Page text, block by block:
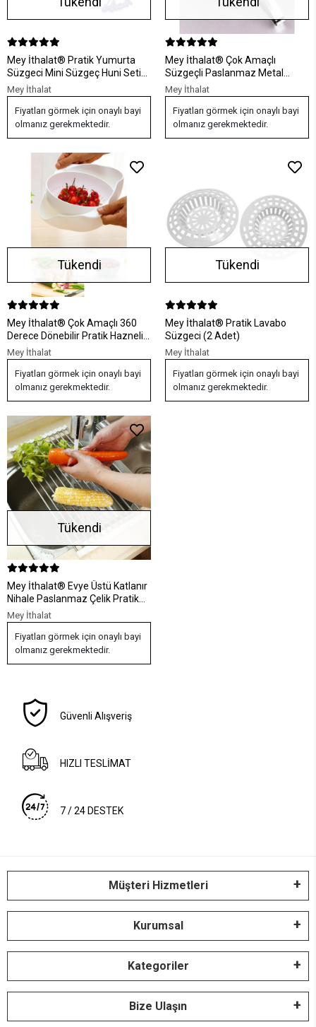
Mey İthalat® Pratik Yumurta
Süzgeci Mini Süzgeç Huni Seti
Hepsi Bir Arada
Mey İthalat
Fiyatları görmek için onaylı bayi
olmanız gerekmektedir.
Mey İthalat® Çok Amaçlı
Süzgeçli Paslanmaz Metal
Haşlama Ve Kızartma Maşası
Mey İthalat
Fiyatları görmek için onaylı bayi
olmanız gerekmektedir.
Tükendi
Mey İthalat® Çok Amaçlı 360
Derece Dönebilir Pratik Hazneli
Mutfak Süzgeç Elek
Mey İthalat
Fiyatları görmek için onaylı bayi
olmanız gerekmektedir.
Tükendi
Mey İthalat® Pratik Lavabo
Süzgeci (2 Adet)
Mey İthalat
Fiyatları görmek için onaylı bayi
olmanız gerekmektedir.
Tükendi
Mey İthalat® Evye Üstü Katlanır
Nihale Paslanmaz Çelik Pratik
Sebze Meyve Bulaşık Kurutma
Süzgeci
Mey İthalat
Fiyatları görmek için onaylı bayi
olmanız gerekmektedir.
Güvenli Alışveriş
HIZLI TESLİMAT
7 / 24 DESTEK
Müşteri Hizmetleri
Kurumsal
Kategoriler
Bize Ulaşın